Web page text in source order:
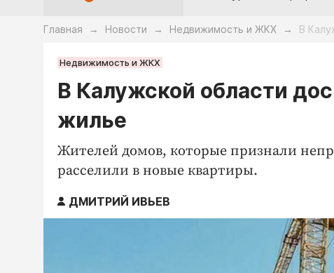
Главная → Новости → Недвижимость и ЖКХ → В
Недвижимость и ЖКХ
В Калужской области
жилье
Жителей домов, которые признали
расселили в новые квартиры.
ДМИТРИЙ ИВЬЕВ